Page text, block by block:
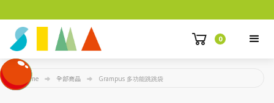
0
Home 全部商品 Grampus 多功能跳跳袋